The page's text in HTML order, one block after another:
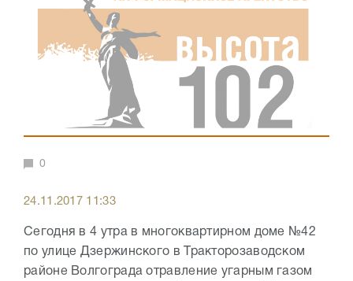
0
24.11.2017 11:33
Сегодня в 4 утра в многоквартирном доме №42
по улице Дзержинского в Тракторозаводском
районе Волгограда отравление угарным газом